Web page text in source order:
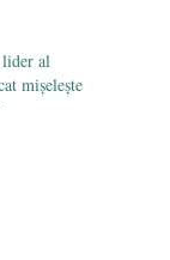
dă la
al
mișelește